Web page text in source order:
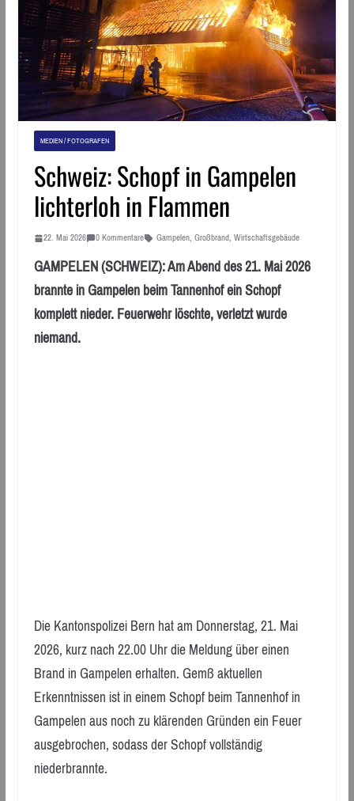
MEDIEN / FOTOGRAFEN
Schweiz: Schopf in Gampelen
lichterloh in Flammen
22. Mai 2026 0 Kommentare Gampelen, Großbrand, Wirtschaftsgebäude
GAMPELEN (SCHWEIZ): Am Abend des 21. Mai 2026
brannte in Gampelen beim Tannenhof ein Schopf
komplett nieder. Feuerwehr löschte, verletzt wurde
niemand.
Die Kantonspolizei Bern hat am Donnerstag, 21. Mai
2026, kurz nach 22.00 Uhr die Meldung über einen
Brand in Gampelen erhalten. Gemß aktuellen
Erkenntnissen ist in einem Schopf beim Tannenhof in
Gampelen aus noch zu klärenden Gründen ein Feuer
ausgebrochen, sodass der Schopf vollständig
niederbrannte.